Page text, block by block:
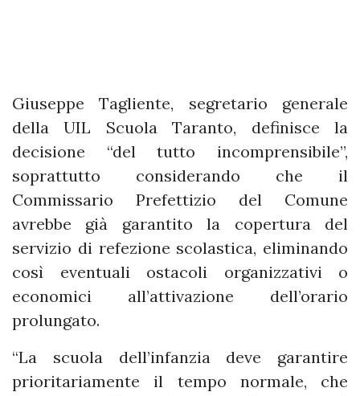
Giuseppe Tagliente, segretario generale
della UIL Scuola Taranto, definisce la
decisione “del tutto incomprensibile”,
soprattutto considerando che il
Commissario Prefettizio del Comune
avrebbe già garantito la copertura del
servizio di refezione scolastica, eliminando
così eventuali ostacoli organizzativi o
economici all’attivazione dell’orario
prolungato.
“La scuola dell’infanzia deve garantire
prioritariamente il tempo normale, che